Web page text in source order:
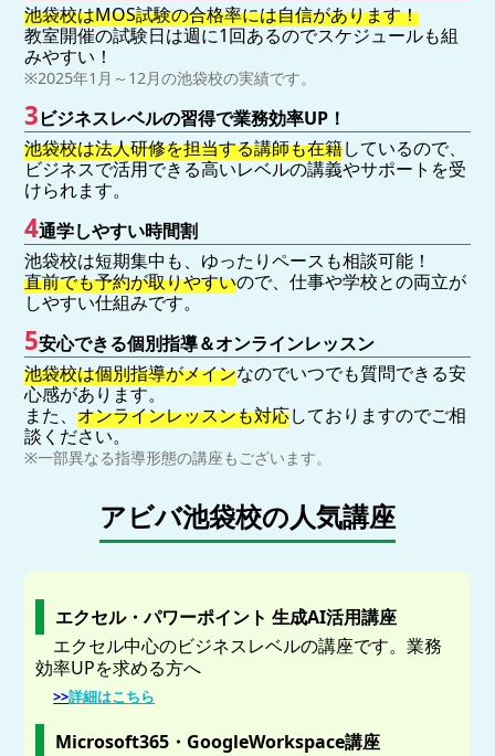
池袋校はMOS試験の合格率には自信があります！
教室開催の試験日は週に1回あるのでスケジュールも組
みやすい！
※2025年1月～12月の池袋校の実績です。
3ビジネスレベルの習得で業務効率UP！
池袋校は法人研修を担当する講師も在籍しているので、
ビジネスで活用できる高いレベルの講義やサポートを受
けられます。
4通学しやすい時間割
池袋校は短期集中も、ゆったりペースも相談可能！
直前でも予約が取りやすいので、仕事や学校との両立が
しやすい仕組みです。
5安心できる個別指導＆オンラインレッスン
池袋校は個別指導がメインなのでいつでも質問できる安
心感があります。
また、オンラインレッスンも対応しておりますのでご相
談ください。
※一部異なる指導形態の講座もございます。
アビバ池袋校の人気講座
エクセル・パワーポイント 生成AI活用講座
エクセル中心のビジネスレベルの講座です。業務
効率UPを求める方へ
>>詳細はこちら
Microsoft365・GoogleWorkspace講座